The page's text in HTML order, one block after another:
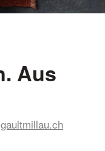
Aus
gaultmillau.ch